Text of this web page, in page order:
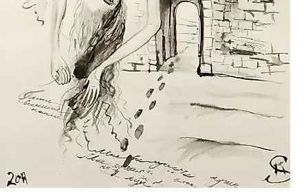
Автор → Ксения Симонова
ВидГрафика
Год2011г.
Метки: бумага первый снег тушь